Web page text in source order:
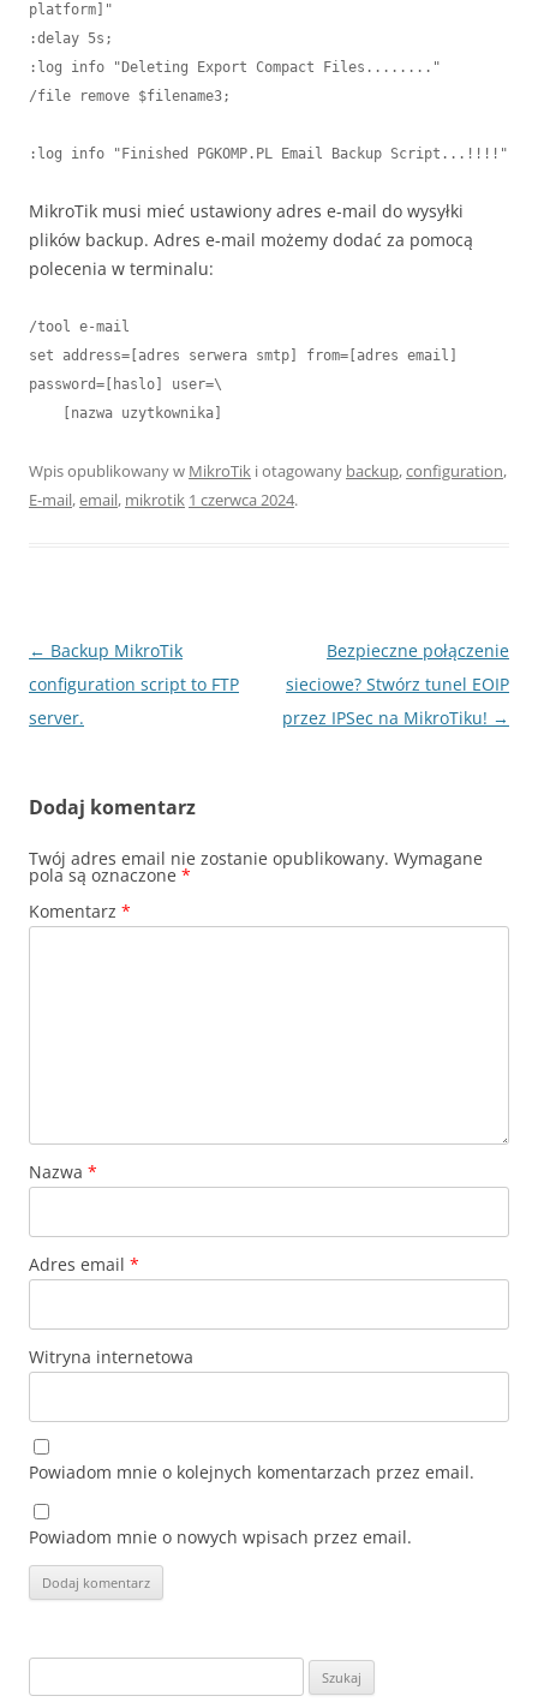
platform]"
:delay 5s;
:log info "Deleting Export Compact Files........"
/file remove $filename3;
:log info "Finished PGKOMP.PL Email Backup Script...!!!!"
MikroTik musi mieć ustawiony adres e-mail do wysyłki
plików backup. Adres e-mail możemy dodać za pomocą
polecenia w terminalu:
/tool e-mail
set address=[adres serwera smtp] from=[adres email]
password=[haslo] user=\
    [nazwa uzytkownika]
Wpis opublikowany w MikroTik i otagowany backup,configuration,
E-mail,email, mikrotik 1 czerwca 2024.
Nawigacja
wpisu
← Backup MikroTik
configuration script to FTP
server.
Bezpieczne połączenie
sieciowe? Stwórz tunel EOIP
przez IPSec na MikroTiku! →
Dodaj komentarz
Twój adres email nie zostanie opublikowany. Wymagane
pola są oznaczone *
Komentarz *
Nazwa *
Adres email *
Witryna internetowa
Powiadom mnie o kolejnych komentarzach przez email.
Powiadom mnie o nowych wpisach przez email.